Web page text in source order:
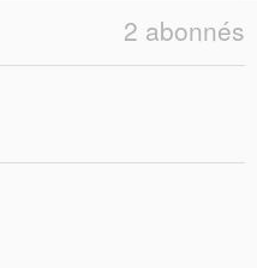
2 abonnés